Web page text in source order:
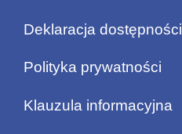
Deklaracja dostępności
Polityka prywatności
Klauzula informacyjna